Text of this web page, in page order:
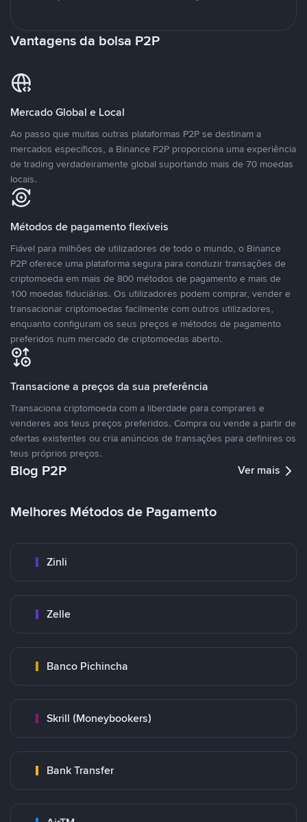
Vantagens da bolsa P2P
Mercado Global e Local
Ao passo que muitas outras plataformas P2P se destinam a
mercados específicos, a Binance P2P proporciona uma experiência
de trading verdadeiramente global suportando mais de 70 moedas
locais.
Métodos de pagamento flexíveis
Fiável para milhões de utilizadores de todo o mundo, o Binance
P2P oferece uma plataforma segura para conduzir transações de
criptomoeda em mais de 800 métodos de pagamento e mais de
100 moedas fiduciárias. Os utilizadores podem comprar, vender e
transacionar criptomoedas facilmente com outros utilizadores,
enquanto configuram os seus preços e métodos de pagamento
preferidos num mercado de criptomoedas aberto.
Transacione a preços da sua preferência
Transaciona criptomoeda com a liberdade para comprares e
venderes aos teus preços preferidos. Compra ou vende a partir de
ofertas existentes ou cria anúncios de transações para definires os
teus próprios preços.
Blog P2P Ver mais
Melhores Métodos de Pagamento
Zinli
Zelle
Banco Pichincha
Skrill (Moneybookers)
Bank Transfer